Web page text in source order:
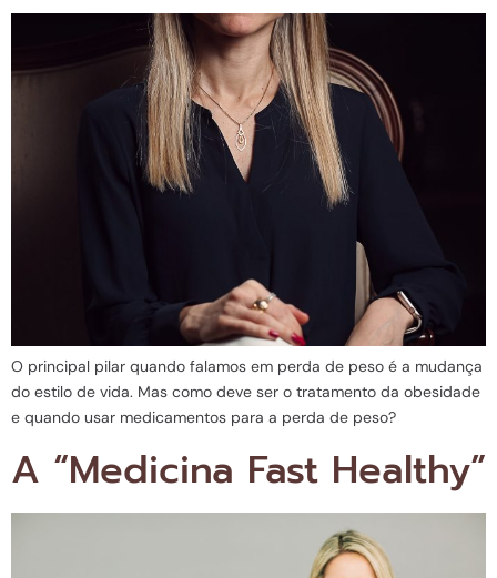
O principal pilar quando falamos em perda de peso é a mudança
do estilo de vida. Mas como deve ser o tratamento da obesidade
e quando usar medicamentos para a perda de peso?
A “Medicina Fast Healthy”